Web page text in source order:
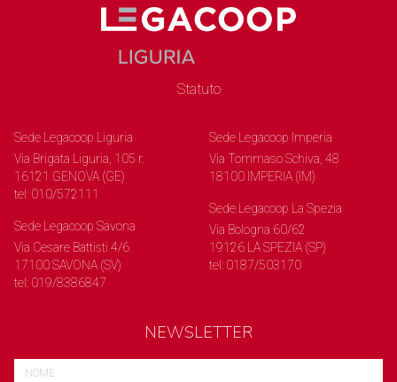
Statuto
Sede Legacoop Liguria
Via Brigata Liguria, 105 r.
16121 GENOVA (GE)
tel: 010/572111
Sede Legacoop Savona
Via Cesare Battisti 4/6
17100 SAVONA (SV)
tel: 019/8386847
Sede Legacoop Imperia
Via Tommaso Schiva, 48
18100 IMPERIA (IM)
Sede Legacoop La Spezia
Via Bologna 60/62
19126 LA SPEZIA (SP)
tel: 0187/503170
NEWSLETTER